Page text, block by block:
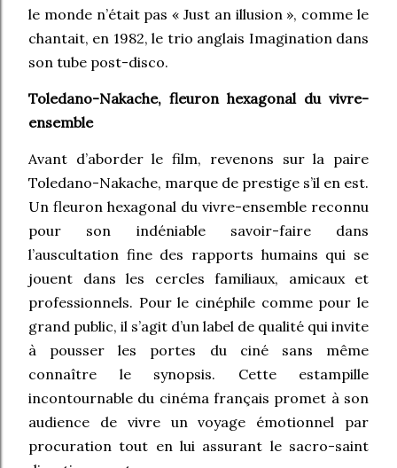
le monde n’était pas « Just an illusion », comme le
chantait, en 1982, le trio anglais Imagination dans
son tube post-disco.
Toledano-Nakache, fleuron hexagonal du vivre-
ensemble
Avant d’aborder le film, revenons sur la paire
Toledano-Nakache, marque de prestige s’il en est.
Un fleuron hexagonal du vivre-ensemble reconnu
pour son indéniable savoir-faire dans
l’auscultation fine des rapports humains qui se
jouent dans les cercles familiaux, amicaux et
professionnels. Pour le cinéphile comme pour le
grand public, il s’agit d’un label de qualité qui invite
à pousser les portes du ciné sans même
connaître le synopsis. Cette estampille
incontournable du cinéma français promet à son
audience de vivre un voyage émotionnel par
procuration tout en lui assurant le sacro-saint